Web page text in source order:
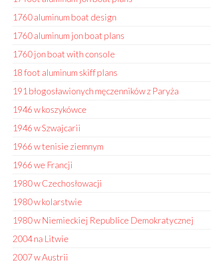
1760 aluminum boat design
1760 aluminum jon boat plans
1760 jon boat with console
18 foot aluminum skiff plans
191 błogosławionych męczenników z Paryża
1946 w koszykówce
1946 w Szwajcarii
1966 w tenisie ziemnym
1966 we Francji
1980 w Czechosłowacji
1980 w kolarstwie
1980 w Niemieckiej Republice Demokratycznej
2004 na Litwie
2007 w Austrii